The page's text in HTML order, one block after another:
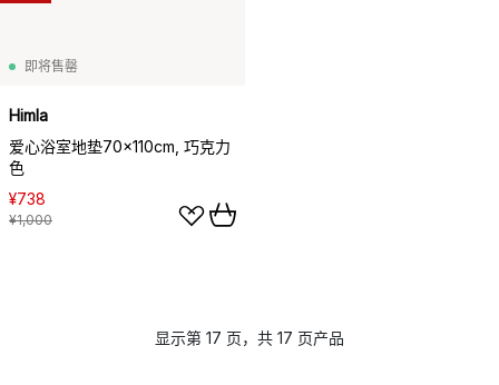
即将售罄
Himla
爱心浴室地垫70x110cm, 巧克力
色
¥738
¥1,000
显示第 17 页，共 17 页产品